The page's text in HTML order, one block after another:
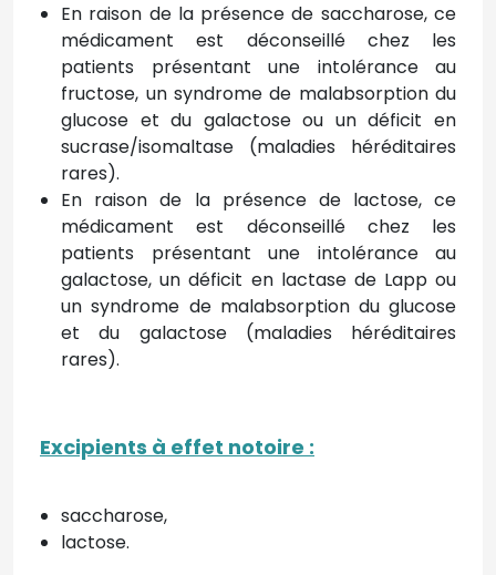
En raison de la présence de saccharose, ce
médicament est déconseillé chez les
patients présentant une intolérance au
fructose, un syndrome de malabsorption du
glucose et du galactose ou un déficit en
sucrase/isomaltase (maladies héréditaires
rares).
En raison de la présence de lactose, ce
médicament est déconseillé chez les
patients présentant une intolérance au
galactose, un déficit en lactase de Lapp ou
un syndrome de malabsorption du glucose
et du galactose (maladies héréditaires
rares).
Excipients à effet notoire :
saccharose,
lactose.